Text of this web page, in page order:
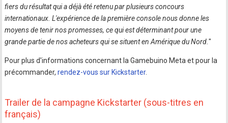
fiers du résultat qui a déjà été retenu par plusieurs concours
internationaux. L'expérience de la première console nous donne les
moyens de tenir nos promesses, ce qui est déterminant pour une
grande partie de nos acheteurs qui se situent en Amérique du Nord."
Pour plus d'informations concernant la Gamebuino Meta et pour la
précommander,rendez-vous sur Kickstarter.
Trailer de la campagne Kickstarter (sous-titres en
français)